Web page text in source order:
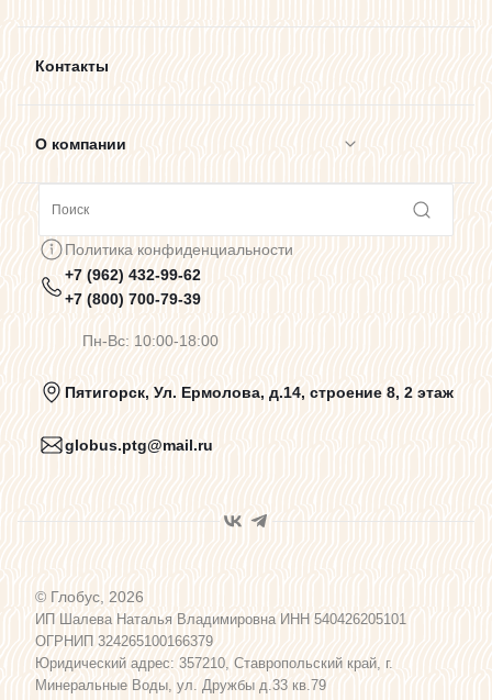
Контакты
О компании
Предупреждения о цветопередаче
Политика конфиденциальности
Пользовательское соглашение
Программа лояльности
Карта сайта
Политика конфиденциальности
+7 (962) 432-99-62
+7 (800) 700-79-39
Пн-Вс: 10:00-18:00
Пятигорск, Ул. Ермолова, д.14, строение 8, 2 этаж
globus.ptg@mail.ru
© Глобус, 2026
ИП Шалева Наталья Владимировна ИНН 540426205101
ОГРНИП 324265100166379
Юридический адрес: 357210, Ставропольский край, г.
Минеральные Воды, ул. Дружбы д.33 кв.79